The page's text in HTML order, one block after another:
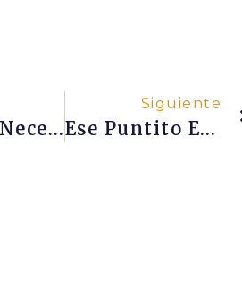
Dios Por Necesidad
Siguiente
Ese Puntito En La Frente